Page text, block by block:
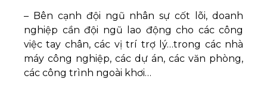
– Bên cạnh đội ngũ nhân sự cốt lõi, doanh
nghiệp cần đội ngũ lao động cho các công
việc tay chân, các vị trí trợ lý…trong các nhà
máy công nghiệp, các dự án, các văn phòng,
các công trình ngoài khơi…